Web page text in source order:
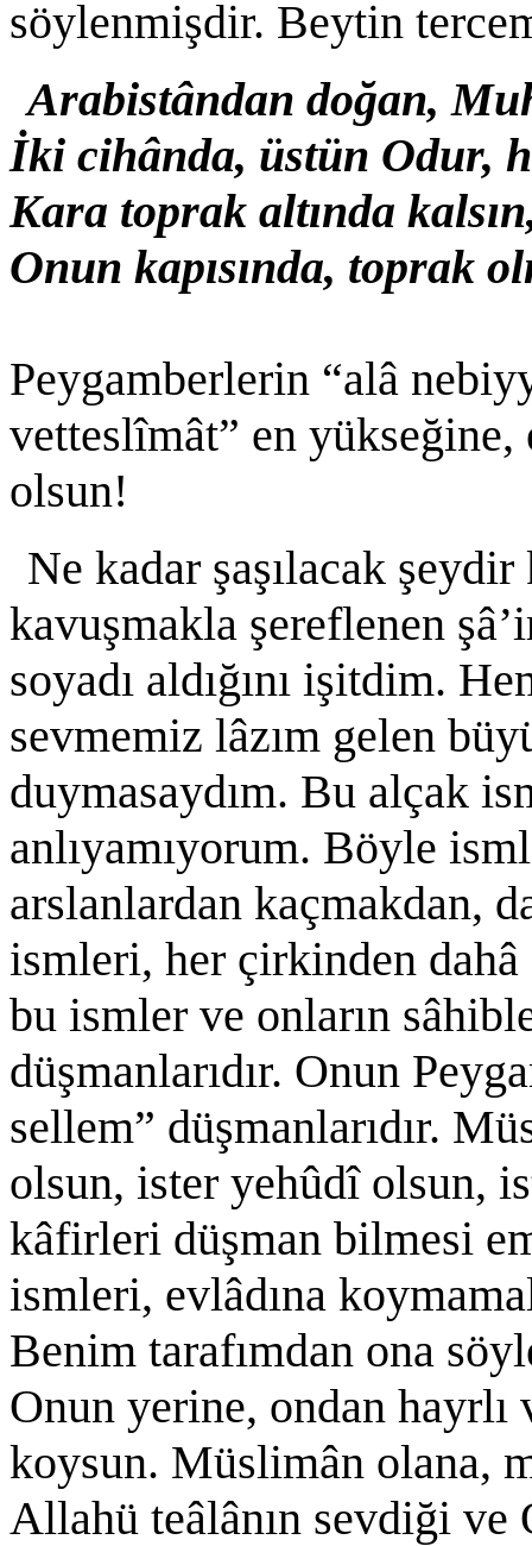
söylenmişdir. Beytin
Arabistândan doğan,
İki cihânda, üstün Odur,
Kara toprak altında
Onun kapısında, toprak
Peygamberlerin “alâ
vetteslîmât” en
olsun!
Ne kadar şaşılacak
kavuşmakla şereflenen
soyadı aldığını işitdim.
sevmemiz lâzım gelen
duymasaydım. Bu alçak
anlıyamıyorum. Böyle
arslanlardan kaçmakdan,
ismleri, her çirkinden
bu ismler ve onların
düşmanlarıdır. Onun
sellem” düşmanlarıdır.
olsun, ister yehûdî olsun,
kâfirleri düşman bilmesi
ismleri, evlâdına
Benim tarafımdan ona
Onun yerine, ondan hayrlı
koysun. Müslimân olana,
Allahü teâlânın sevdiği ve